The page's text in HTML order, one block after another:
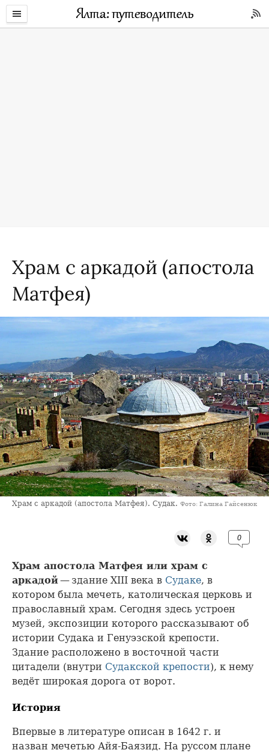
Храм с аркадой (апостола
Матфея)
Храм с аркадой (апостола Матфея). Судак. Фото: Галина Гайсенюк
0
Храм апостола Матфея или храм с
аркадой— здание XIII века в Судаке, в
котором была мечеть, католическая церковь и
православный храм. Сегодня здесь устроен
музей, экспозиции которого рассказывают об
истории Судака и Генуэзской крепости.
Здание расположено в восточной части
цитадели (внутри Судакской крепости), к нему
ведёт широкая дорога от ворот.
История
Впервые в литературе описан в 1642 г. и
назван мечетью Айя-Баязид. На руссом плане